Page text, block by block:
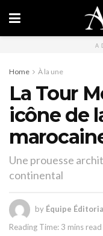
Home À la une
La Tour
icône de
Une prouesse
continental
by Équipe
Reading Time: 3 mins read